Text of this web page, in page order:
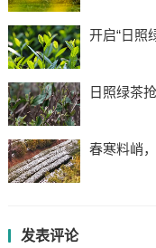
开启“日照
日照绿茶
春寒料峭
发表评论